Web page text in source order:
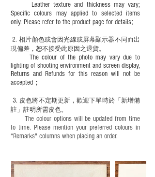
Leather texture and thickness may vary;
Specific colours may applied to selected items
only. Please refer to the product page for details;
​2.相片顏色或會因光線或屏幕顯示器不同而出
現偏差，恕不接受此原因之退貨。
The colour of the photo may vary due to
lighting of shooting environment and screen display,
Returns and Refunds for this reason will not be
accepted；
3. 皮色將不定期更新，歡迎下單時於「新增備
註」註明 所需皮色。
The colour options will be updated from time
to time. Please mention your preferred colours in
“Remarks" columns when placing an order.